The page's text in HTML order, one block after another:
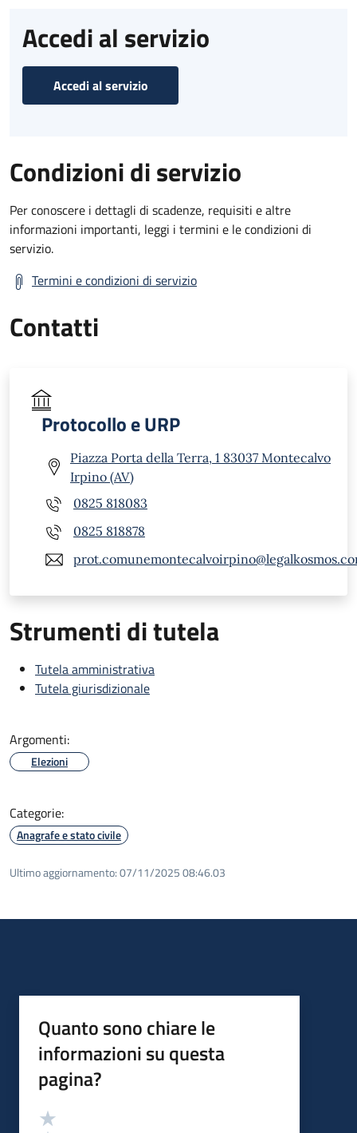
Accedi al servizio
Accedi al servizio
Condizioni di servizio
Per conoscere i dettagli di scadenze, requisiti e altre
informazioni importanti, leggi i termini e le condizioni di
servizio.
Termini e condizioni di servizio
Contatti
Protocollo e URP
Piazza Porta della Terra, 1 83037 Montecalvo
Irpino (AV)
0825 818083
0825 818878
Strumenti di tutela
Tutela amministrativa
Tutela giurisdizionale
Argomenti:
Elezioni
Categorie:
Anagrafe e stato civile
Ultimo aggiornamento:07/11/2025 08:46.03
Quanto sono chiare le
informazioni su questa
pagina?
Valutazione